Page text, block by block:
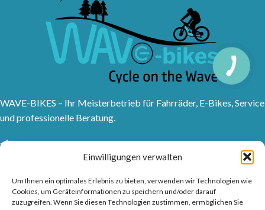
Einwilligungen verwalten
Um Ihnen ein optimales Erlebnis zu bieten, verwenden wir Technologien wie
Cookies, um Geräteinformationen zu speichern und/oder darauf
zuzugreifen. Wenn Sie diesen Technologien zustimmen, ermöglichen Sie
WAVE-BIKES – Ihr Meisterbetrieb für Fahrräder, E-Bikes, Service
und professionelle Beratung.
Sanddornweg 10, 53773 Hennef (Sieg)
Tel: 02242 9176417
Tel: 02241315150
info@wave-bikes.de